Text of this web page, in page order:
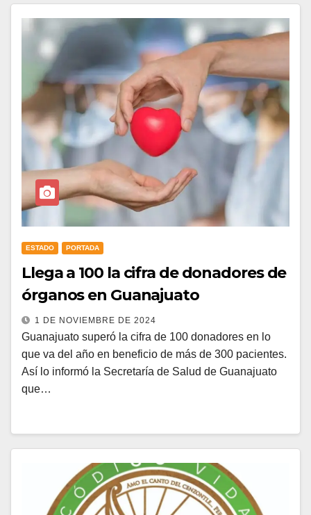
ESTADO PORTADA
Llega a 100 la cifra de donadores de
órganos en Guanajuato
1 DE NOVIEMBRE DE 2024
Guanajuato superó la cifra de 100 donadores en lo
que va del año en beneficio de más de 300 pacientes.
Así lo informó la Secretaría de Salud de Guanajuato
que…